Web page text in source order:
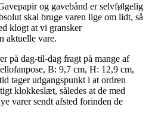
og gavebånd er selvfølgelig
skal bruge varen lige om lidt, så
klogt at vi gransker
aktuelle vare.
på dag-til-dag fragt på mange af
B: 9,7 cm, H: 12,9 cm,
tager udgangspunkt i at ordren
klokkeslæt, således at de med
varer sendt afsted forinden de